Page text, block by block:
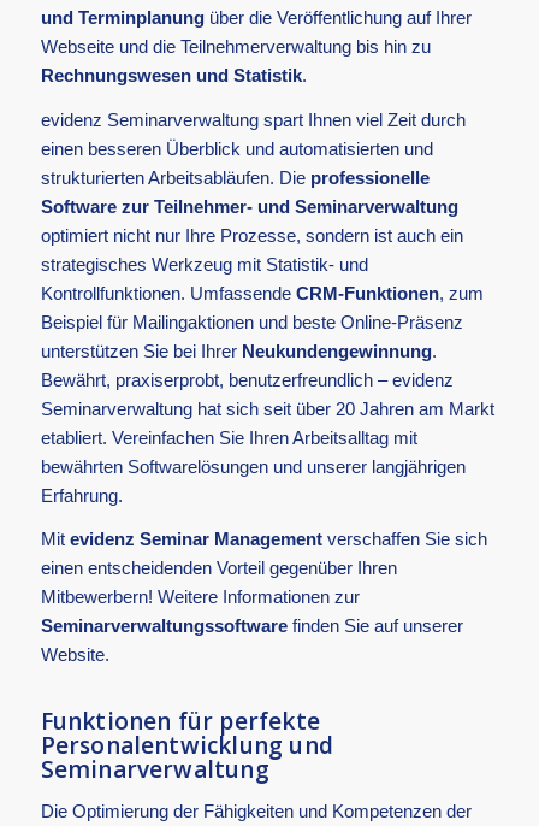
und Terminplanungüber die Veröffentlichung auf Ihrer
Webseite und die Teilnehmerverwaltung bis hin zu
Rechnungswesen und Statistik.
evidenz Seminarverwaltung spart Ihnen viel Zeit durch
einen besseren Überblick und automatisierten und
strukturierten Arbeitsabläufen. Die professionelle
Software zur Teilnehmer- und Seminarverwaltung
optimiert nicht nur Ihre Prozesse, sondern ist auch ein
strategisches Werkzeug mit Statistik- und
Kontrollfunktionen. Umfassende CRM-Funktionen, zum
Beispiel für Mailingaktionen und beste Online-Präsenz
unterstützen Sie bei Ihrer Neukundengewinnung.
Bewährt, praxiserprobt, benutzerfreundlich – evidenz
Seminarverwaltung hat sich seit über 20 Jahren am Markt
etabliert. Vereinfachen Sie Ihren Arbeitsalltag mit
bewährten Softwarelösungen und unserer langjährigen
Erfahrung.
Mit evidenz Seminar Managementverschaffen Sie sich
einen entscheidenden Vorteil gegenüber Ihren
Mitbewerbern! Weitere Informationen zur
Seminarverwaltungssoftwarefinden Sie auf unserer
Website.
Funktionen für perfekte
Personalentwicklung und
Seminarverwaltung
Die Optimierung der Fähigkeiten und Kompetenzen der